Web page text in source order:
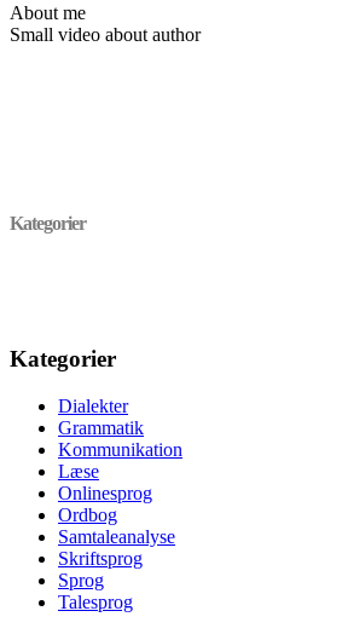
About me
Small video about author
Kategorier
Kategorier
Dialekter
Grammatik
Kommunikation
Læse
Onlinesprog
Ordbog
Samtaleanalyse
Skriftsprog
Sprog
Talesprog